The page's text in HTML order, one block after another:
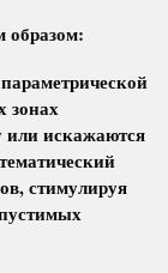
зонах
или искажаются
стимулируя